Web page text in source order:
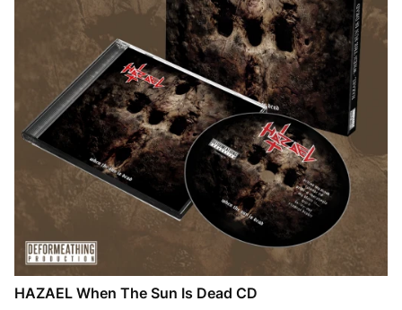
HAZAEL When The Sun Is Dead CD